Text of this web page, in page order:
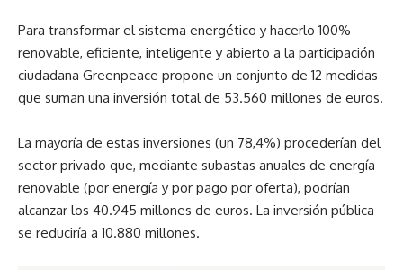
Para transformar el sistema energético y hacerlo 100%
renovable, eficiente, inteligente y abierto a la participación
ciudadana Greenpeace propone un conjunto de 12 medidas
que suman una inversión total de 53.560 millones de euros.
La mayoría de estas inversiones (un 78,4%) procederían del
sector privado que, mediante subastas anuales de energía
renovable (por energía y por pago por oferta), podrían
alcanzar los 40.945 millones de euros. La inversión pública
se reduciría a 10.880 millones.